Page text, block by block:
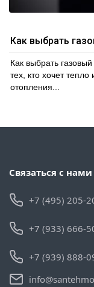
Как выбрать
Как выбрать
тех, кто хочет
отопления...
Связаться с нами
+7 (495) 205-
+7 (933) 666-
+7 (939) 888-